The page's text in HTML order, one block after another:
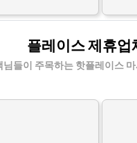
플레이스 제휴업
님들이 주목하는 핫플레이스